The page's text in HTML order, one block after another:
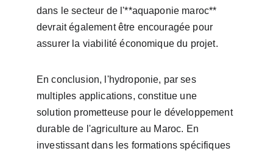
dans le secteur de l'**aquaponie maroc**
devrait également être encouragée pour
assurer la viabilité économique du projet.
En conclusion, l'hydroponie, par ses
multiples applications, constitue une
solution prometteuse pour le développement
durable de l'agriculture au Maroc. En
investissant dans les formations spécifiques